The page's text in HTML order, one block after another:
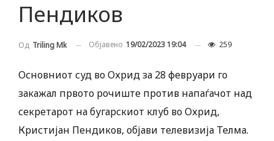
Пендиков
Од Triling Mk Објавено 19/02/2023 19:04 259
Основниот суд во Охрид за 28 февруари го
закажал првото рочиште против напаѓачот над
секретарот на бугарскиот клуб во Охрид,
Кристијан Пендиков, објави телевизија Телма.